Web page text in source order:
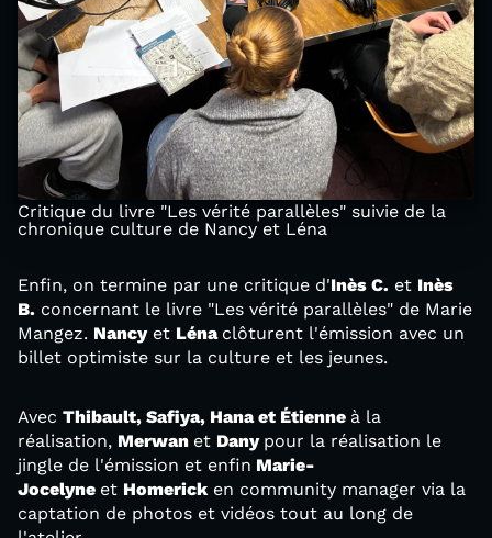
Critique du livre "Les vérité parallèles" suivie de la
chronique culture de Nancy et Léna
Enfin, on termine par une critique d'Inès C. et Inès
B. concernant le livre "Les vérité parallèles" de Marie
Mangez. Nancyet Léna clôturent l'émission avec un
billet optimiste sur la culture et les jeunes.
Avec Thibault, Safiya, Hana et Étienne à la
réalisation, Merwan et Dany pour la réalisation le
jingle de l'émission et enfin Marie-
Jocelyne et Homerick en community manager via la
captation de photos et vidéos tout au long de